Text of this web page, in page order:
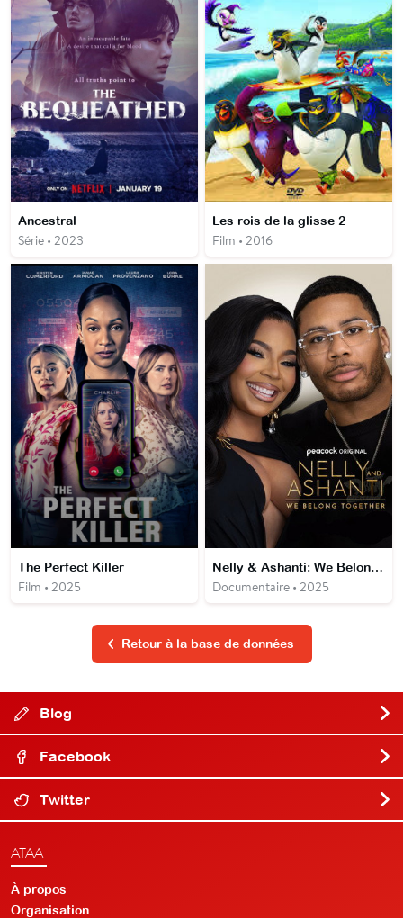
Ancestral
Série • 2023
Les rois de la glisse 2
Film • 2016
The Perfect Killer
Film • 2025
Nelly & Ashanti: We Belong Together
Documentaire • 2025
Retour à la base de données
Blog
Facebook
Twitter
ATAA
À propos
Organisation